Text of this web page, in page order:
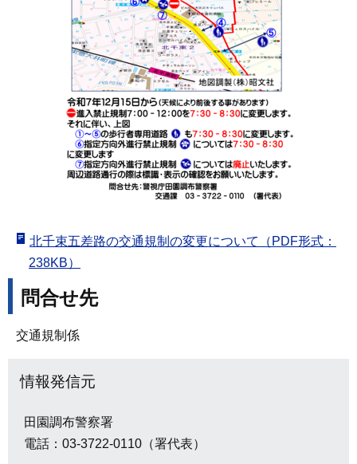
北千束五差路の交通規制の変更について（PDF形式：
238KB）
問合せ先
交通規制係
情報発信元
田園調布警察署
電話：03-3722-0110（署代表）